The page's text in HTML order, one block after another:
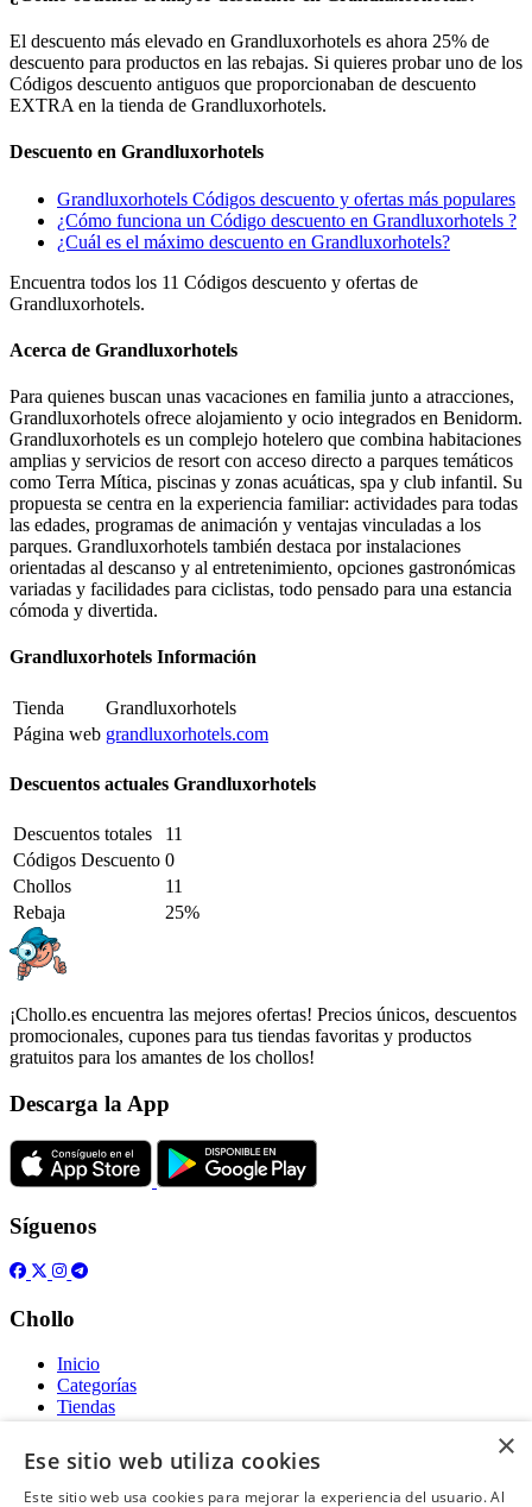
El descuento más elevado en Grandluxorhotels es ahora 25% de
descuento para productos en las rebajas. Si quieres probar uno de los
Códigos descuento antiguos que proporcionaban de descuento
EXTRA en la tienda de Grandluxorhotels.
Descuento en Grandluxorhotels
Grandluxorhotels Códigos descuento y ofertas más populares
¿Cómo funciona un Código descuento en Grandluxorhotels ?
¿Cuál es el máximo descuento en Grandluxorhotels?
Encuentra todos los 11 Códigos descuento y ofertas de
Grandluxorhotels.
Acerca de Grandluxorhotels
Para quienes buscan unas vacaciones en familia junto a atracciones,
Grandluxorhotels ofrece alojamiento y ocio integrados en Benidorm.
Grandluxorhotels es un complejo hotelero que combina habitaciones
amplias y servicios de resort con acceso directo a parques temáticos
como Terra Mítica, piscinas y zonas acuáticas, spa y club infantil. Su
propuesta se centra en la experiencia familiar: actividades para todas
las edades, programas de animación y ventajas vinculadas a los
parques. Grandluxorhotels también destaca por instalaciones
orientadas al descanso y al entretenimiento, opciones gastronómicas
variadas y facilidades para ciclistas, todo pensado para una estancia
cómoda y divertida.
Grandluxorhotels Información
Tienda
Grandluxorhotels
Página web grandluxorhotels.com
Descuentos actuales Grandluxorhotels
Descuentos totales
11
Códigos Descuento 0
Chollos
11
Rebaja
25%
¡Chollo.es encuentra las mejores ofertas! Precios únicos, descuentos
promocionales, cupones para tus tiendas favoritas y productos
gratuitos para los amantes de los chollos!
Descarga la App
Síguenos
Chollo
Inicio
Categorías
Tiendas
Gratis
Acerca de
×
Ese sitio web utiliza cookies
Este sitio web usa cookies para mejorar la experiencia del usuario. Al